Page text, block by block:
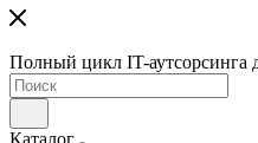
Полный цикл IT-аутсорсинга
Каталог